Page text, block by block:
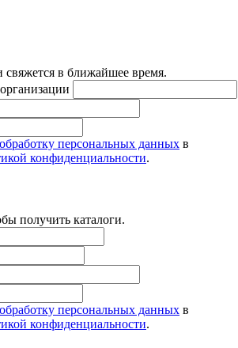
в ближайшее время.
обработку персональных данных в
конфиденциальности.
получить каталоги.
обработку персональных данных в
конфиденциальности.